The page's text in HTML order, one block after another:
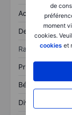
de
moment
cookies.
cookies et
Actifs totaux
Dette totale
Ratios
Prix / ventes
Bénéfice par
Dividende par